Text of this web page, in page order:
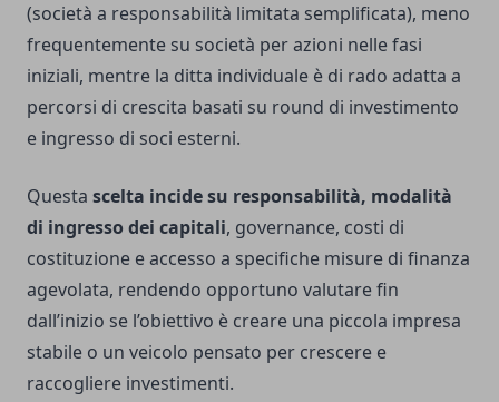
(società a responsabilità limitata semplificata), meno
frequentemente su società per azioni nelle fasi
iniziali, mentre la ditta individuale è di rado adatta a
percorsi di crescita basati su round di investimento
e ingresso di soci esterni.
Questa scelta incide su responsabilità, modalità
di ingresso dei capitali, governance, costi di
costituzione e accesso a specifiche misure di finanza
agevolata, rendendo opportuno valutare fin
dall’inizio se l’obiettivo è creare una piccola impresa
stabile o un veicolo pensato per crescere e
raccogliere investimenti.